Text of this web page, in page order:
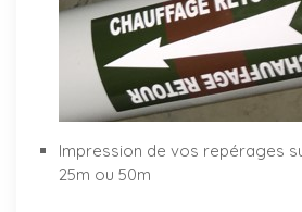
Impression de vos repérages
25m ou 50m